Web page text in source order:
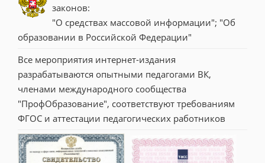
законов:
"О средствах массовой информации"; "Об
образовании в Российской Федерации"
Все мероприятия интернет-издания
разрабатываются опытными педагогами ВК,
членами международного сообщества
"ПрофОбразование", соответствуют требованиям
ФГОС и аттестации педагогических работников